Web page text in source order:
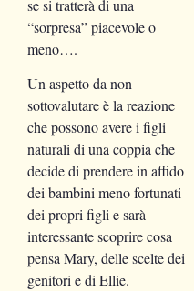
se si tratterà di una
“sorpresa” piacevole o
meno….
Un aspetto da non
sottovalutare è la reazione
che possono avere i figli
naturali di una coppia che
decide di prendere in affido
dei bambini meno fortunati
dei propri figli e sarà
interessante scoprire cosa
pensa Mary, delle scelte dei
genitori e di Ellie.